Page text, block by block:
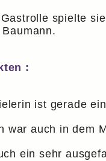
spielte
:
ist gerade
war auch in dem
ein sehr